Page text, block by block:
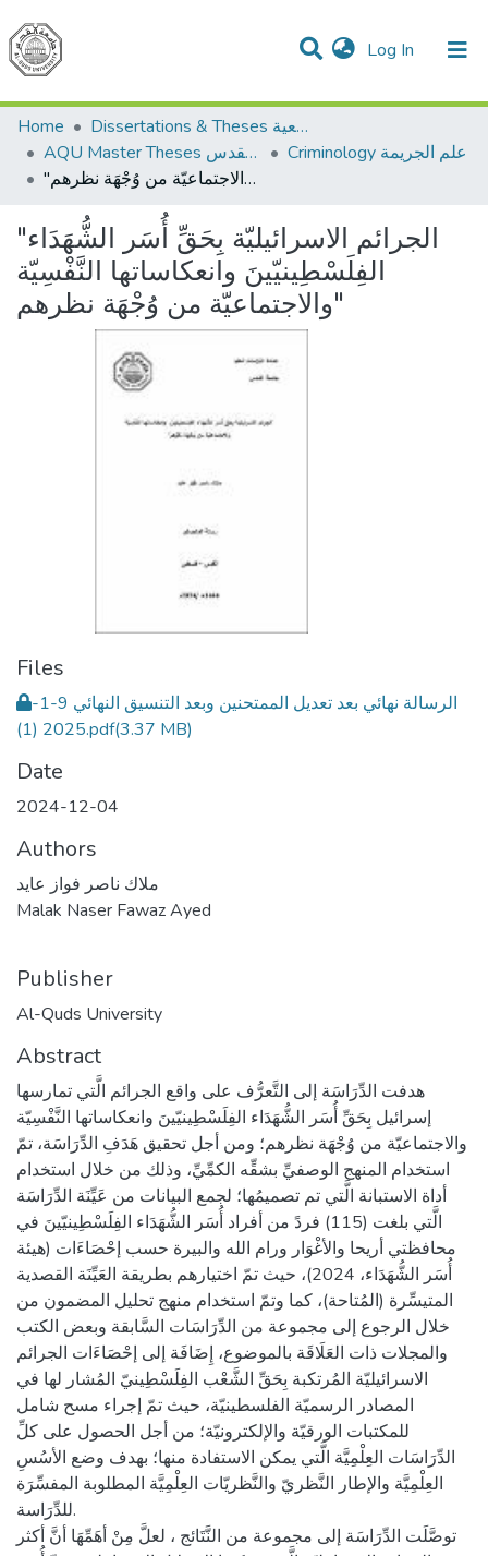
Log In (current)
Communities & Collections
All of DSpace
Home
Dissertations & Theses الرسائل الجامعية
AQU Master Theses الرسائل الجامعية الخاصة بجامعة القدس
Criminology علم الجريمة
"الجرائم الاسرائيليّة بِحَقِّ أُسَر الشُّهَدَاء الفِلَسْطِينيّينَ وانعكاساتها النَّفْسِيّة والاجتماعيّة من وُجْهَة نظرهم"
"الجرائم الاسرائيليّة بِحَقِّ أُسَر الشُّهَدَاء
الفِلَسْطِينيّينَ وانعكاساتها النَّفْسِيّة
والاجتماعيّة من وُجْهَة نظرهم"
Files
الرسالة نهائي بعد تعديل الممتحنين وبعد التنسيق النهائي 9-1-
2025 (1).pdf(3.37 MB)
Date
2024-12-04
Authors
ملاك ناصر فواز عايد
Malak Naser Fawaz Ayed
Publisher
Al-Quds University
Abstract
هدفت الدِّرَاسَة إلى التَّعرُّف على واقع الجرائم الَّتي تمارسها
إسرائيل بِحَقِّ أُسَر الشُّهَدَاء الفِلَسْطِينيّينَ وانعكاساتها النَّفْسِيّة
والاجتماعيّة من وُجْهَة نظرهم؛ ومن أجل تحقيق هَدَفِ الدِّرَاسَة، تمّ
استخدام المنهج الوصفيِّ بشقِّه الكمِّيِّ، وذلك من خلال استخدام
أداة الاستبانة الَّتي تم تصميمُها؛ لجمع البيانات من عَيِّنَة الدِّرَاسَة
الَّتي بلغت (115) فردً من أفراد أُسَر الشُّهَدَاء الفِلَسْطِينيّينَ في
محافظتي أريحا والأغْوَار ورام الله والبيرة حسب إحْصَاءَات (هيئة
أُسَر الشُّهَدَاء، 2024)، حيث تمّ اختيارهم بطريقة العَيِّنَة القصدية
المتيسِّرة (المُتاحة)، كما وتمّ استخدام منهج تحليل المضمون من
خلال الرجوع إلى مجموعة من الدِّرَاسَات السَّابقة وبعض الكتب
والمجلات ذات العَلَاقَة بالموضوع، إِضَافَة إلى إحْصَاءَات الجرائم
الاسرائيليّة المُرتكبة بِحَقِّ الشَّعْب الفِلَسْطِينيّ المُشار لها في
المصادر الرسميّة الفلسطينيّة، حيث تمّ إجراء مسح شامل
للمكتبات الورقيّة والإلكترونيّة؛ من أجل الحصول على كلِّ
الدِّرَاسَات العِلْمِيَّة الَّتي يمكن الاستفادة منها؛ بهدف وضع الأسُسِ
العِلْمِيَّة والإطار النَّظريّ والنَّظريّات العِلْمِيَّة المطلوبة المفسِّرَة
للدِّرَاسة.
توصَّلَت الدِّرَاسَة إلى مجموعة من النَّتَائج ، لعلَّ مِنْ أهَمِّهَا أنَّ أكثر